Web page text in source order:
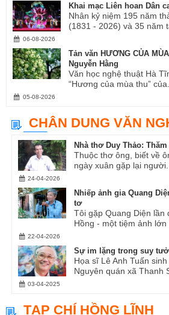
Khai mạc Liên hoan Dân
Nhân kỷ niệm 195 năm
(1831 - 2026) và 35 năm
06-08-2026
Tản văn HƯƠNG CỦA
Nguyễn Hằng
Văn học nghệ thuật Hà
“Hương của mùa thu” của...
05-08-2026
CHÂN DUNG VĂN
Nhà thơ Duy Thảo:
Thuộc thơ ông, biết về
ngày xuân gặp lại người...
24-04-2026
Nhiếp ảnh gia Quang
tơ
Tôi gặp Quang Diện lần
Hồng - một tiệm ảnh lớn
22-04-2026
Sự im lặng trong suy
Họa sĩ Lê Anh Tuấn
Nguyên quán xã Thanh
03-04-2025
TẠP CHÍ HỒNG LĨNH